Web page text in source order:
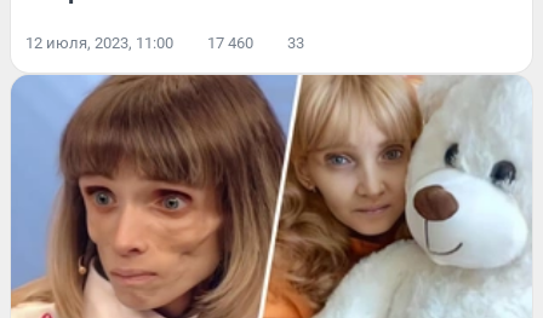
12 июля, 2023, 11:00 17 460 33